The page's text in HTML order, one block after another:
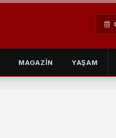
MAGAZİN YAŞAM